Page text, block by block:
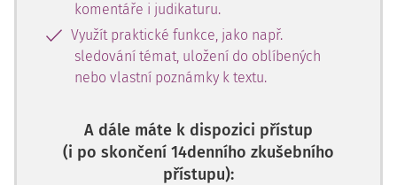
komentáře i judikaturu.
Využít praktické funkce, jako např.
sledování témat, uložení do oblíbených
nebo vlastní poznámky k textu.
A dále máte k dispozici přístup
(i po skončení 14denního zkušebního
přístupu):